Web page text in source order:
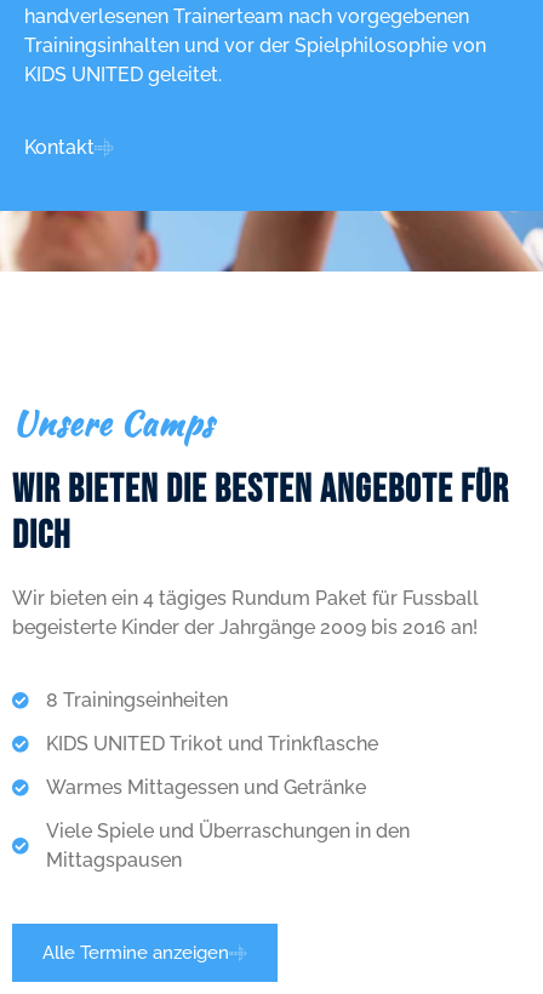
handverlesenen Trainerteam nach vorgegebenen
Trainingsinhalten und vor der Spielphilosophie von
KIDS UNITED geleitet.
Kontakt
Unsere Camps
Wir bieten die besten Angebote für
Dich
Wir bieten ein 4 tägiges Rundum Paket für Fussball
begeisterte Kinder der Jahrgänge 2009 bis 2016 an!
8 Trainingseinheiten
KIDS UNITED Trikot und Trinkflasche
Warmes Mittagessen und Getränke
Viele Spiele und Überraschungen in den
Mittagspausen
Alle Termine anzeigen